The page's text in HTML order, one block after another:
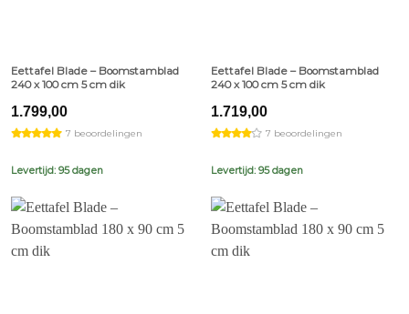
Eettafel Blade – Boomstamblad
240 x 100 cm 5 cm dik
1.799,00
7 beoordelingen
Levertijd: 95 dagen
Eettafel Blade – Boomstamblad
240 x 100 cm 5 cm dik
1.719,00
7 beoordelingen
Levertijd: 95 dagen